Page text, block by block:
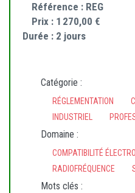
Référence : REG
Prix : 1 270,00 €
Durée : 2 jours
Catégorie :
RÉGLEMENTATION
INDUSTRIEL
Domaine :
COMPATIBILITÉ
RADIOFRÉQUENCE
Mots clés :